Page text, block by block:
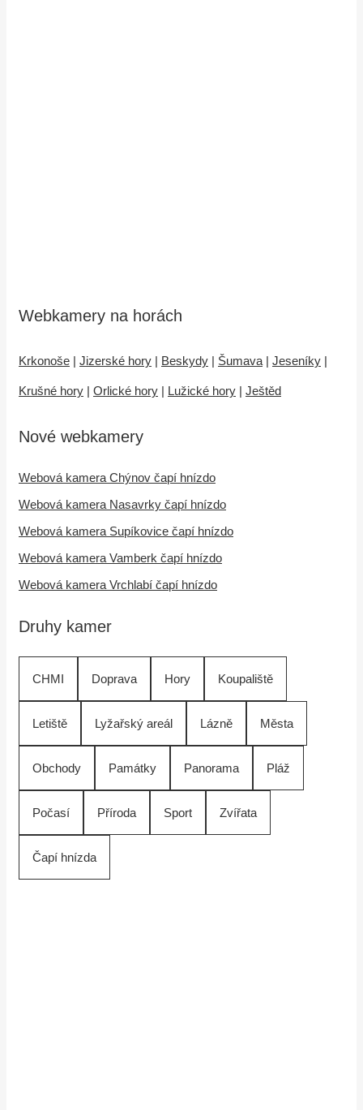
Webkamery na horách
Krkonoše | Jizerské hory | Beskydy | Šumava | Jeseníky |
Krušné hory | Orlické hory | Lužické hory | Ještěd
Nové webkamery
Webová kamera Chýnov čapí hnízdo
Webová kamera Nasavrky čapí hnízdo
Webová kamera Supíkovice čapí hnízdo
Webová kamera Vamberk čapí hnízdo
Webová kamera Vrchlabí čapí hnízdo
Druhy kamer
CHMI Doprava Hory Koupaliště
Letiště Lyžařský areál Lázně Města
Obchody Památky Panorama Pláž
Počasí Příroda Sport Zvířata
Čapí hnízda